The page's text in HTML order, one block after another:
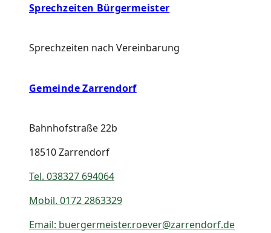
Sprechzeiten Bürgermeister
Sprechzeiten nach Vereinbarung
Gemeinde Zarrendorf
Bahnhofstraße 22b
18510 Zarrendorf
Tel. 038327 694064
Mobil. 0172 2863329
Email: buergermeister.roever@zarrendorf.de